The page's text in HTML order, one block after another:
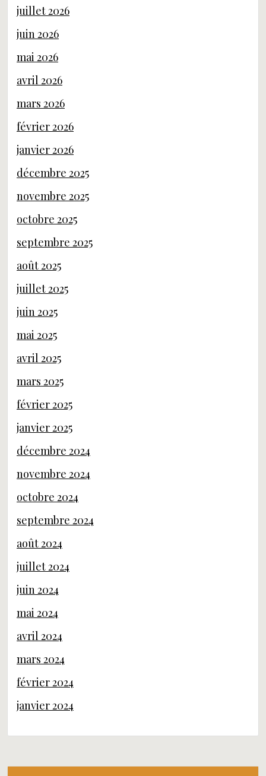
juillet 2026
juin 2026
mai 2026
avril 2026
mars 2026
février 2026
janvier 2026
décembre 2025
novembre 2025
octobre 2025
septembre 2025
août 2025
juillet 2025
juin 2025
mai 2025
avril 2025
mars 2025
février 2025
janvier 2025
décembre 2024
novembre 2024
octobre 2024
septembre 2024
août 2024
juillet 2024
juin 2024
mai 2024
avril 2024
mars 2024
février 2024
janvier 2024